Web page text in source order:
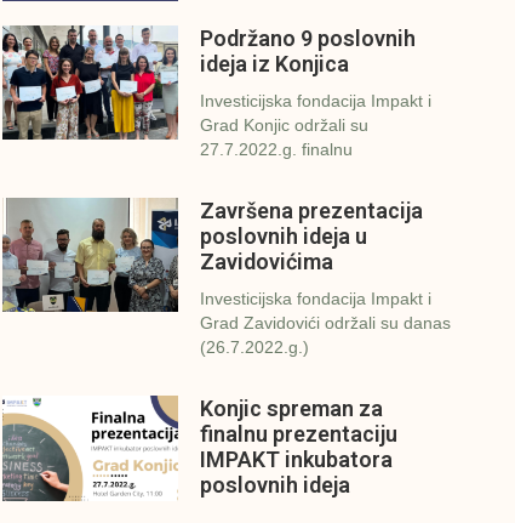
Podržano 9 poslovnih
ideja iz Konjica
Investicijska fondacija Impakt i
Grad Konjic održali su
27.7.2022.g. finalnu
Završena prezentacija
poslovnih ideja u
Zavidovićima
Investicijska fondacija Impakt i
Grad Zavidovići održali su danas
(26.7.2022.g.)
Konjic spreman za
finalnu prezentaciju
IMPAKT inkubatora
poslovnih ideja